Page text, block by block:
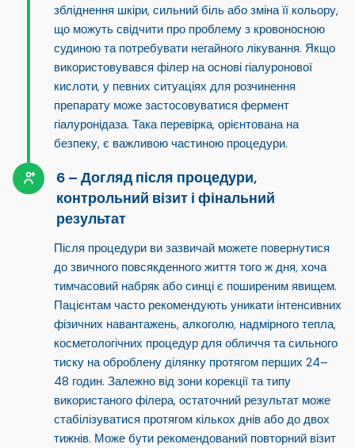
збліднення шкіри, сильний біль або зміна її кольору,
що можуть свідчити про проблему з кровоносною
судиною та потребувати негайного лікування. Якщо
використовувався філер на основі гіалуронової
кислоти, у певних ситуаціях для розчинення
препарату може застосовуватися фермент
гіалуронідаза. Така перевірка, орієнтована на
безпеку, є важливою частиною процедури.
Догляд після процедури,
контрольний візит і фінальний
результат
Після процедури ви зазвичай можете повернутися
до звичного повсякденного життя того ж дня, хоча
тимчасовий набряк або синці є поширеним явищем.
Пацієнтам часто рекомендують уникати інтенсивних
фізичних навантажень, алкоголю, надмірного тепла,
косметологічних процедур для обличчя та сильного
тиску на оброблену ділянку протягом перших 24–
48 годин. Залежно від зони корекції та типу
використаного філера, остаточний результат може
стабілізуватися протягом кількох днів або до двох
тижнів. Може бути рекомендований повторний візит